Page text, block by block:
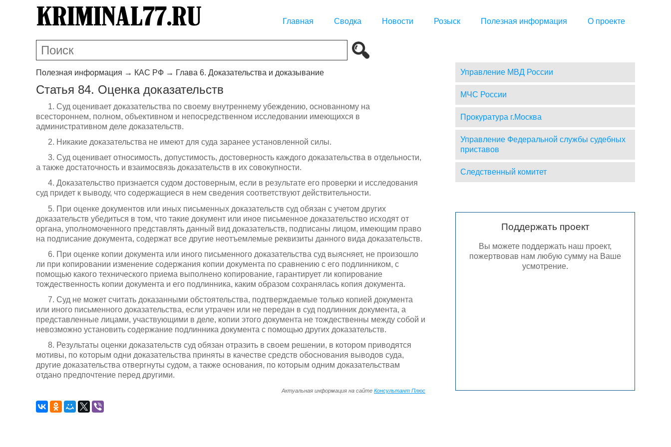
Главная Сводка Новости Розыск Полезная информация О проекте
Полезная информация → КАС РФ → Глава 6. Доказательства и доказывание
Статья 84. Оценка доказательств
1. Суд оценивает доказательства по своему внутреннему убеждению, основанному на
всестороннем, полном, объективном и непосредственном исследовании имеющихся в
административном деле доказательств.
2. Никакие доказательства не имеют для суда заранее установленной силы.
3. Суд оценивает относимость, допустимость, достоверность каждого доказательства в отдельности,
а также достаточность и взаимосвязь доказательств в их совокупности.
4. Доказательство признается судом достоверным, если в результате его проверки и исследования
суд придет к выводу, что содержащиеся в нем сведения соответствуют действительности.
5. При оценке документов или иных письменных доказательств суд обязан с учетом других
доказательств убедиться в том, что такие документ или иное письменное доказательство исходят от
органа, уполномоченного представлять данный вид доказательств, подписаны лицом, имеющим право
на подписание документа, содержат все другие неотъемлемые реквизиты данного вида доказательств.
6. При оценке копии документа или иного письменного доказательства суд выясняет, не произошло
ли при копировании изменение содержания копии документа по сравнению с его подлинником, с
помощью какого технического приема выполнено копирование, гарантирует ли копирование
тождественность копии документа и его подлинника, каким образом сохранялась копия документа.
7. Суд не может считать доказанными обстоятельства, подтверждаемые только копией документа
или иного письменного доказательства, если утрачен или не передан в суд подлинник документа, а
представленные лицами, участвующими в деле, копии этого документа не тождественны между собой и
невозможно установить содержание подлинника документа с помощью других доказательств.
8. Результаты оценки доказательств суд обязан отразить в своем решении, в котором приводятся
мотивы, по которым одни доказательства приняты в качестве средств обоснования выводов суда,
другие доказательства отвергнуты судом, а также основания, по которым одним доказательствам
отдано предпочтение перед другими.
Актуальная информация на сайте Консультант Плюс
Управление МВД России
МЧС России
Прокуратура г.Москва
Управление Федеральной службы судебных
приставов
Следственный комитет
Поддержать проект
Вы можете поддержать наш проект,
пожертвовав нам любую сумму на Ваше
усмотрение.